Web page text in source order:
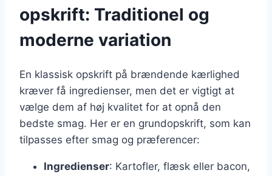
opskrift: Traditionel og
moderne variation
En klassisk opskrift på brændende kærlighed
kræver få ingredienser, men det er vigtigt at
vælge dem af høj kvalitet for at opnå den
bedste smag. Her er en grundopskrift, som kan
tilpasses efter smag og præferencer:
Ingredienser: Kartofler, flæsk eller bacon,